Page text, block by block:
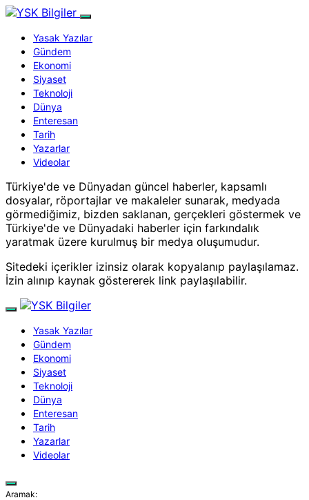
Yasak Yazılar
Gündem
Ekonomi
Siyaset
Teknoloji
Dünya
Enteresan
Tarih
Yazarlar
Videolar
Türkiye'de ve Dünyadan güncel haberler, kapsamlı
dosyalar, röportajlar ve makaleler sunarak, medyada
görmediğimiz, bizden saklanan, gerçekleri göstermek ve
Türkiye'de ve Dünyadaki haberler için farkındalık
yaratmak üzere kurulmuş bir medya oluşumudur.
Sitedeki içerikler izinsiz olarak kopyalanıp paylaşılamaz.
İzin alınıp kaynak göstererek link paylaşılabilir.
Yasak Yazılar
Gündem
Ekonomi
Siyaset
Teknoloji
Dünya
Enteresan
Tarih
Yazarlar
Videolar
Aramak: